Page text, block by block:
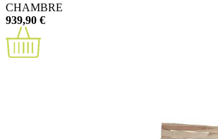
CHAMBRE
939,90 €